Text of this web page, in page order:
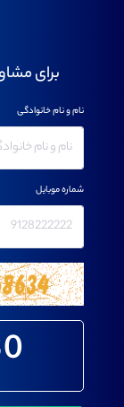
برای
نام و نام خانوادگی
شماره موبایل